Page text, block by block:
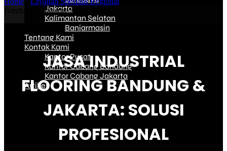
Jakarta
Kalimantan Selatan
Banjarmasin
Tentang Kami
Kontak Kami
Kantor Pusat
Kantor Cabang Bandung
Kantor Cabang Jakarta
Artikel
Bandung & Jakarta: Solusi Profesional
JASA INDUSTRIAL
FLOORING BANDUNG &
JAKARTA: SOLUSI
PROFESIONAL